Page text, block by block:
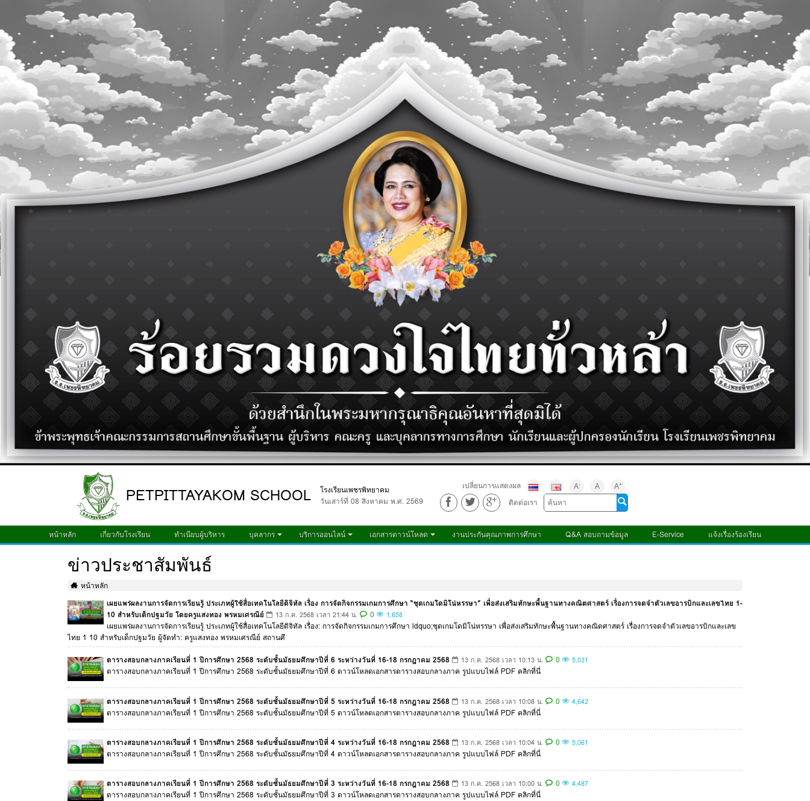
PETPITTAYAKOM SCHOOL
โรงเรียนเพชรพิทยาคม
วันเสาร์ที่ 08 สิงหาคม พ.ศ. 2569
เปลี่ยนการแสดงผล A- A A+
ติดต่อเรา
หน้าหลัก เกี่ยวกับโรงเรียน ทำเนียบผู้บริหาร บุคลากร บริการออนไลน์ เอกสารดาวน์โหลด งานประกันคุณภาพการศึกษา Q&A สอบถามข้อมูล E-Service แจ้งเรื่องร้องเรียน
ข่าวประชาสัมพันธ์
หน้าหลัก
เผยแพร่ผลงานการจัดการเรียนรู้ ประเภทผู้ใช้สื่อเทคโนโลยีดิจิทัล เรื่อง การจัดกิจกรรมเกมการศึกษา “ชุดเกมโดมิโน่หรรษา” เพื่อส่งเสริมทักษะพื้นฐานทางคณิตศาสตร์ เรื่องการจดจำตัวเลขอารบิกและเลขไทย 1-
10 สำหรับเด็กปฐมวัย โดยครูแสงทอง พรหมเศรณีย์
13 ก.ค. 2568 เวลา 21:44 น. 0 1,658
เผยแพร่ผลงานการจัดการเรียนรู้ ประเภทผู้ใช้สื่อเทคโนโลยีดิจิทัล เรื่อง: การจัดกิจกรรมเกมการศึกษา ldquo;ชุดเกมโดมิโน่หรรษา เพื่อส่งเสริมทักษะพื้นฐานทางคณิตศาสตร์ เรื่องการจดจำตัวเลขอารบิกและเลข
ไทย 1 10 สำหรับเด็กปฐมวัย ผู้จัดทำ: ครูแสงทอง พรหมเศรณีย์ สถานศึ
ตารางสอบกลางภาคเรียนที่ 1 ปีการศึกษา 2568 ระดับชั้นมัธยมศึกษาปีที่ 6 ระหว่างวันที่ 16-18 กรกฎาคม 2568
13 ก.ค. 2568 เวลา 10:13 น. 0 5,031
ตารางสอบกลางภาคเรียนที่ 1 ปีการศึกษา 2568 ระดับชั้นมัธยมศึกษาปีที่ 6 ดาวน์โหลดเอกสารตารางสอบกลางภาค รูปแบบไฟล์ PDF คลิกที่นี่
ตารางสอบกลางภาคเรียนที่ 1 ปีการศึกษา 2568 ระดับชั้นมัธยมศึกษาปีที่ 5 ระหว่างวันที่ 16-18 กรกฎาคม 2568 13 ก.ค. 2568 เวลา 10:08 น. 0 4,642
ตารางสอบกลางภาคเรียนที่ 1 ปีการศึกษา 2568 ระดับชั้นมัธยมศึกษาปีที่ 5 ดาวน์โหลดเอกสารตารางสอบกลางภาค รูปแบบไฟล์ PDF คลิกที่นี่
ตารางสอบกลางภาคเรียนที่ 1 ปีการศึกษา 2568 ระดับชั้นมัธยมศึกษาปีที่ 4 ระหว่างวันที่ 16-18 กรกฎาคม 2568 13 ก.ค. 2568 เวลา 10:04 น. 0 5,061
ตารางสอบกลางภาคเรียนที่ 1 ปีการศึกษา 2568 ระดับชั้นมัธยมศึกษาปีที่ 4 ดาวน์โหลดเอกสารตารางสอบกลางภาค รูปแบบไฟล์ PDF คลิกที่นี่
ตารางสอบกลางภาคเรียนที่ 1 ปีการศึกษา 2568 ระดับชั้นมัธยมศึกษาปีที่ 3 ระหว่างวันที่ 16-18 กรกฎาคม 2568 13 ก.ค. 2568 เวลา 10:00 น. 0 4,487
ตารางสอบกลางภาคเรียนที่ 1 ปีการศึกษา 2568 ระดับชั้นมัธยมศึกษาปีที่ 3 ดาวน์โหลดเอกสารตารางสอบกลางภาค รูปแบบไฟล์ PDF คลิกที่นี่